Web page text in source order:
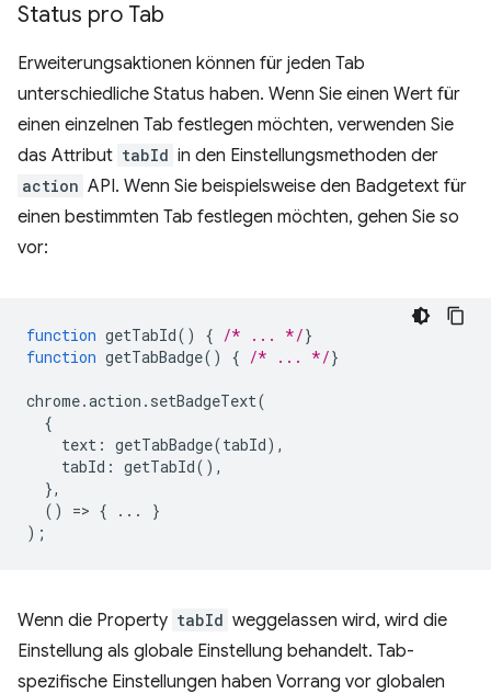
Status pro Tab
Erweiterungsaktionen können für jeden Tab
unterschiedliche Status haben. Wenn Sie einen Wert für
einen einzelnen Tab festlegen möchten, verwenden Sie
das Attribut tabId in den Einstellungsmethoden der
action API. Wenn Sie beispielsweise den Badgetext für
einen bestimmten Tab festlegen möchten, gehen Sie so
vor:
function getTabId() { /* ... */}
function getTabBadge() { /* ... */}
chrome.action . setBadgeText(
{
text : getTabBadge(tabId),
tabId : getTabId(),
},
()
=> { ...
}
);
Wenn die Property tabId weggelassen wird, wird die
Einstellung als globale Einstellung behandelt. Tab-
spezifische Einstellungen haben Vorrang vor globalen